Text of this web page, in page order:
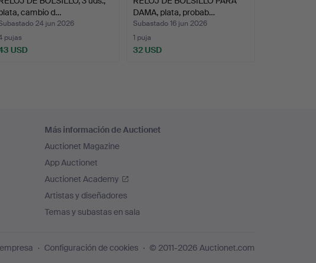
cambio d…
24 jun 2026
pujas
USD
DAMA, plata, probab…
Subastado 16 jun 2026
1 puja
32 USD
Más información de Auctionet
Auctionet Magazine
App Auctionet
Auctionet Academy
Artistas y diseñadores
Temas y subastas en sala
Configuración de cookies © 2011-2026 Auctionet.com